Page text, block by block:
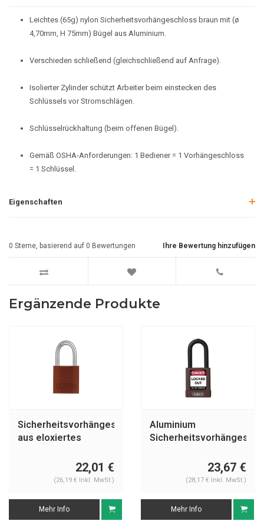
Leichtes (65g) nylon Sicherheitsvorhängeschloss braun mit (ø
4,70mm, H 75mm) Bügel aus Aluminium.
Verschieden schließend (gleichschließend auf Anfrage).
Isolierter Zylinder schützt Arbeiter beim einstecken des
Schlüssels vor Stromschlägen.
Schlüsselrückhaltung (beim offenen Bügel).
Gemäß OSHA-Anforderungen: 1 Bediener = 1 Vorhängeschloss
= 1 Schlüssel.
Eigenschaften
Ihre Bewertung hinzufügen
0 Sterne, basierend auf 0 Bewertungen
Ergänzende Produkte
Sicherheitsvorhängeschloss
aus eloxiertes
72IB/30 BRAUN22,01 €
(26,19 € Inkl. MwSt.)
Mehr Info
Aluminium
Abdeckung 74/4023,67 €
(28,17 € Inkl. MwSt.)
Mehr Info